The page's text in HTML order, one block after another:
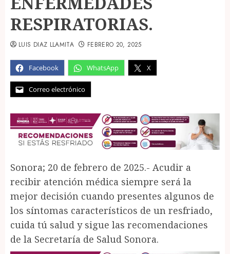
RESPIRATORIAS.
Facebook WhatsApp X
Correo electrónico
LUIS DIAZ LLAMITA FEBRERO 20, 2025
Sonora; 20 de febrero de 2025.- Acudir a
recibir atención médica siempre será la
mejor decisión cuando presentes algunos de
los síntomas característicos de un resfriado,
cuida tú salud y sigue las recomendaciones
de la Secretaría de Salud Sonora.